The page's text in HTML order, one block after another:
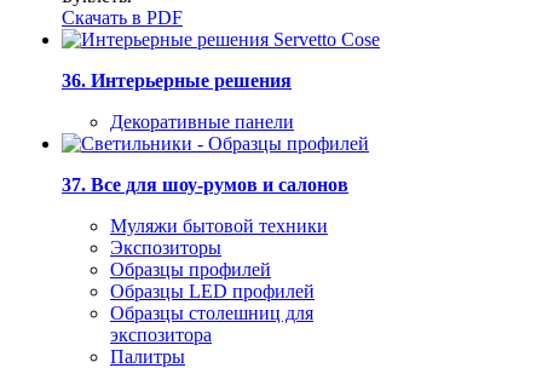
Скачать в PDF
36. Интерьерные решения
Декоративные панели
37. Все для шоу-румов и салонов
Муляжи бытовой техники
Экспозиторы
Образцы профилей
Образцы LED профилей
Образцы столешниц для
экспозитора
Палитры